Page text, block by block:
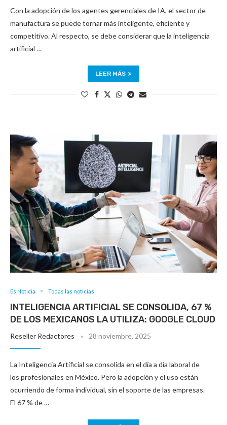
Con la adopción de los agentes gerenciales de IA, el sector de
manufactura se puede tornar más inteligente, eficiente y
competitivo. Al respecto, se debe considerar que la inteligencia
artificial …
LEER MÁS
Es Noticia Todas las noticias
INTELIGENCIA ARTIFICIAL SE CONSOLIDA, 67 %
DE LOS MEXICANOS LA UTILIZA: GOOGLE CLOUD
Reseller Redactores 28 noviembre, 2025
La Inteligencia Artificial se consolida en el día a día laboral de
los profesionales en México. Pero la adopción y el uso están
ocurriendo de forma individual, sin el soporte de las empresas.
El 67 % de …